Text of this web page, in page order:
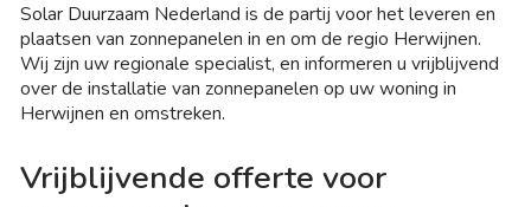
Solar Duurzaam Nederland is de partij voor het leveren en
plaatsen van zonnepanelen in en om de regio Herwijnen.
Wij zijn uw regionale specialist, en informeren u vrijblijvend
over de installatie van zonnepanelen op uw woning in
Herwijnen en omstreken.
Vrijblijvende offerte voor